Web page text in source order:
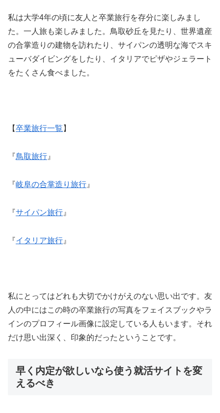
私は大学4年の頃に友人と卒業旅行を存分に楽しみまし
た。一人旅も楽しみました。鳥取砂丘を見たり、世界遺産
の合掌造りの建物を訪れたり、サイパンの透明な海でスキ
ューバダイビングをしたり、イタリアでピザやジェラート
をたくさん食べました。
【卒業旅行一覧 】
『鳥取旅行 』
『岐阜の合掌造り旅行 』
『サイパン旅行 』
『イタリア旅行 』
私にとってはどれも大切でかけがえのない思い出です。友
人の中にはこの時の卒業旅行の写真をフェイスブックやラ
インのプロフィール画像に設定している人もいます。それ
だけ思い出深く、印象的だったということです。
早く内定が欲しいなら使う就活サイトを変
えるべき